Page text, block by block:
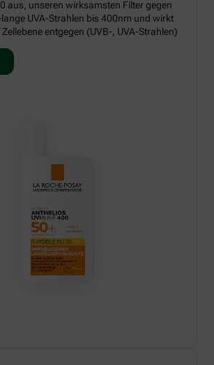
aus, unseren wirksamsten Filter gegen
UVA-Strahlen bis 400nm und wirkt
entgegen (UVB-, UVA-Strahlen)